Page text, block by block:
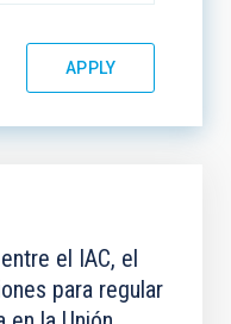
el IAC, el
para regular